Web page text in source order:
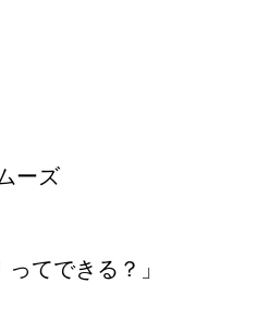
ーズ
てできる？」